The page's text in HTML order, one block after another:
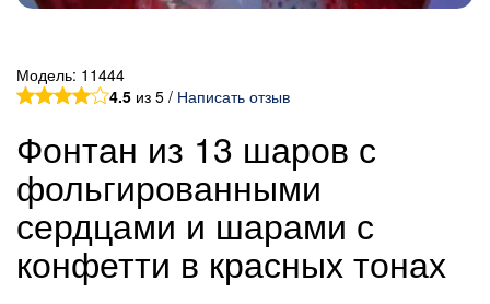
Модель: 11444
4.5 из 5 / Написать отзыв
Фонтан из 13 шаров с
фольгированными
сердцами и шарами с
конфетти в красных тонах